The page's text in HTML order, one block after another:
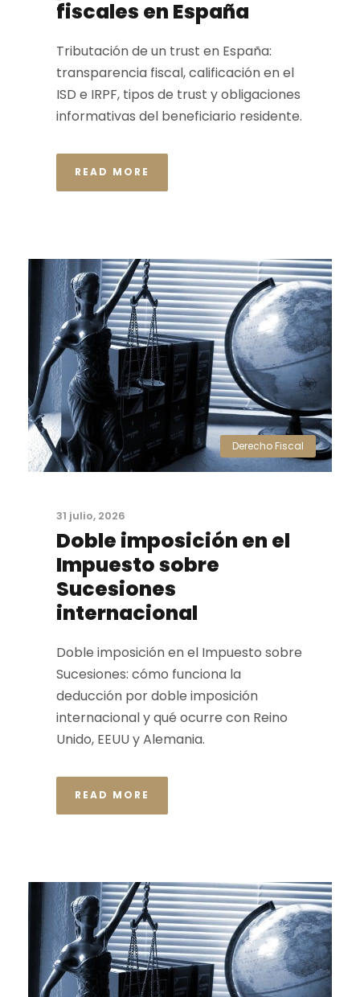
fiscales en España
Tributación de un trust en España:
transparencia fiscal, calificación en el
ISD e IRPF, tipos de trust y obligaciones
informativas del beneficiario residente.
READ MORE
Derecho Fiscal
31 julio, 2026
Doble imposición en el
Impuesto sobre
Sucesiones
internacional
Doble imposición en el Impuesto sobre
Sucesiones: cómo funciona la
deducción por doble imposición
internacional y qué ocurre con Reino
Unido, EEUU y Alemania.
READ MORE